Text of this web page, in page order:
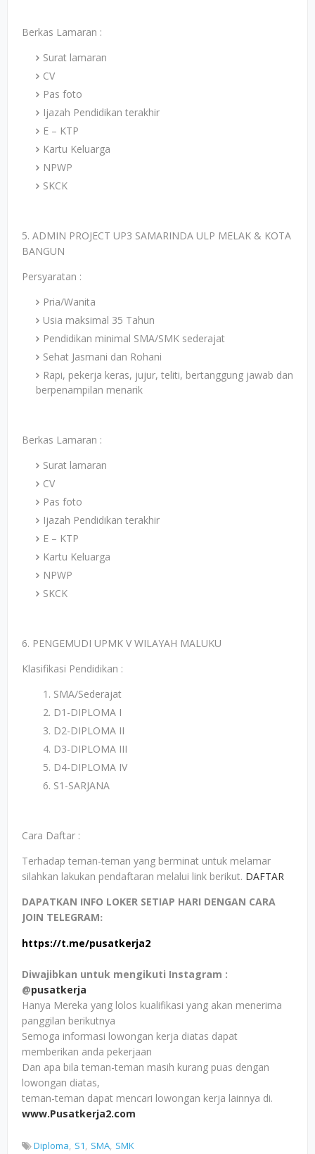
Berkas Lamaran :
Surat lamaran
CV
Pas foto
Ijazah Pendidikan terakhir
E – KTP
Kartu Keluarga
NPWP
SKCK
5. ADMIN PROJECT UP3 SAMARINDA ULP MELAK & KOTA
BANGUN
Persyaratan :
Pria/Wanita
Usia maksimal 35 Tahun
Pendidikan minimal SMA/SMK sederajat
Sehat Jasmani dan Rohani
Rapi, pekerja keras, jujur, teliti, bertanggung jawab dan
berpenampilan menarik
Berkas Lamaran :
Surat lamaran
CV
Pas foto
Ijazah Pendidikan terakhir
E – KTP
Kartu Keluarga
NPWP
SKCK
6. PENGEMUDI UPMK V WILAYAH MALUKU
Klasifikasi Pendidikan :
SMA/Sederajat
D1-DIPLOMA I
D2-DIPLOMA II
D3-DIPLOMA III
D4-DIPLOMA IV
S1-SARJANA
Cara Daftar :
Terhadap teman-teman yang berminat untuk melamar
silahkan lakukan pendaftaran melalui link berikut. DAFTAR
DAPATKAN INFO LOKER SETIAP HARI DENGAN CARA
JOIN TELEGRAM:
https://t.me/pusatkerja2
Diwajibkan untuk mengikuti Instagram :
@pusatkerja
Hanya Mereka yang lolos kualifikasi yang akan menerima
panggilan berikutnya
Semoga informasi lowongan kerja diatas dapat
memberikan anda pekerjaan
Dan apa bila teman-teman masih kurang puas dengan
lowongan diatas,
teman-teman dapat mencari lowongan kerja lainnya di.
www.Pusatkerja2.com
Diploma S1 SMA SMK